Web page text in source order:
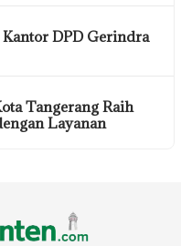
DPD Gerindra
Tangerang Raih
Layanan